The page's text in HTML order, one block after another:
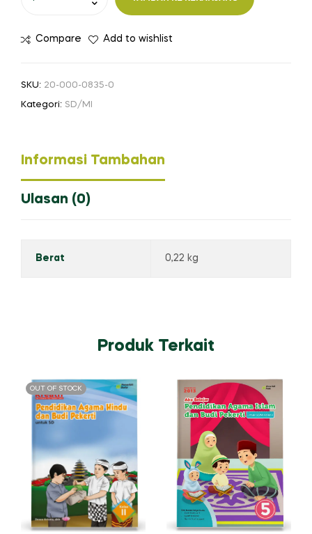
Tresna
Cerbon
Kelas
II
Compare Add to wishlist
SKU: 20-000-0835-0
Kategori: SD/MI
Informasi Tambahan
Ulasan (0)
Berat 0,22 kg
Produk Terkait
OUT OF STOCK